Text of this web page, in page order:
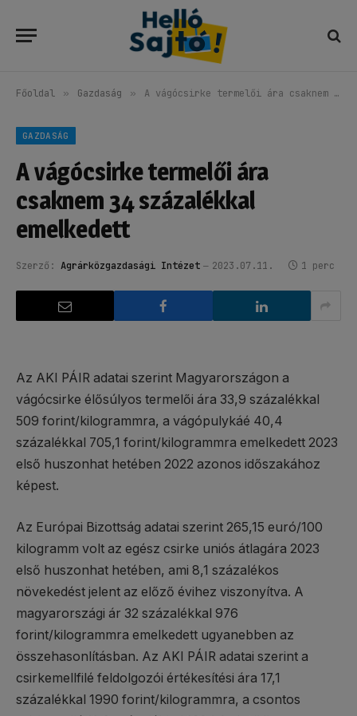
Főoldal » Gazdaság » A vágócsirke termelői ára csaknem 34 százalékkal emelkedett
GAZDASÁG
A vágócsirke termelői ára
csaknem 34 százalékkal
emelkedett
Szerző: Agrárközgazdasági Intézet 2023.07.11. 1 perc
Az AKI PÁIR adatai szerint Magyarországon a
vágócsirke élősúlyos termelői ára 33,9 százalékkal
509 forint/kilogrammra, a vágópulykáé 40,4
százalékkal 705,1 forint/kilogrammra emelkedett 2023
első huszonhat hetében 2022 azonos időszakához
képest.
Az Európai Bizottság adatai szerint 265,15 euró/100
kilogramm volt az egész csirke uniós átlagára 2023
első huszonhat hetében, ami 8,1 százalékos
növekedést jelent az előző évihez viszonyítva. A
magyarországi ár 32 százalékkal 976
forint/kilogrammra emelkedett ugyanebben az
összehasonlításban. Az AKI PÁIR adatai szerint a
csirkemellfilé feldolgozói értékesítési ára 17,1
százalékkal 1990 forint/kilogrammra, a csontos